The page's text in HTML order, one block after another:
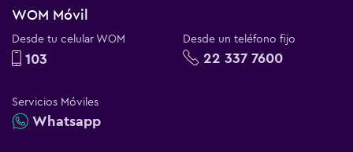
WOM Móvil
Desde tu celular WOM
103
Desde un teléfono fijo
22 337 7600
Servicios Móviles
Whatsapp